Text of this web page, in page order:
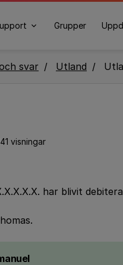
Grupper
svar Utland
visningar
har blivit